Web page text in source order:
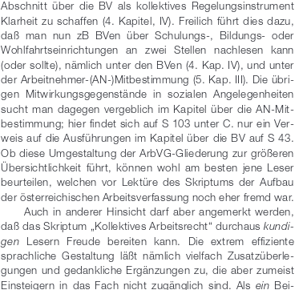
Abschnitt  über  die  BV  als  kollektives  Regelungsinstrument
Klarheit zu schaffen (4. Kapitel, IV). Freilich führt dies dazu,
daß  man  nun  zB  BVen  über  Schulungs-,  Bildungs-  oder
Wohlfahrtseinrichtungen  an  zwei  Stellen  nachlesen  kann
(oder sollte), nämlich unter den BVen (4. Kap. IV), und unter
der Arbeitnehmer-(AN-)Mitbestimmung (5. Kap. III). Die übri-
gen  Mitwirkungsgegenstände  in  sozialen  Angelegenheiten
sucht  man  dagegen  vergeblich  im  Kapitel über  die  AN-Mit-
bestimmung; hier findet sich auf S 103 unter C. nur ein Ver-
weis auf die Ausführungen im Kapitel über die BV auf S 43.
Ob diese Umgestaltung der ArbVG-Gliederung zur größeren
Übersichtlichkeit  führt,  können  wohl  am  besten  jene  Leser
beurteilen,  welchen  vor  Lektüre  des  Skriptums  der  Aufbau
der österreichischen Arbeitsverfassung noch eher fremd war.
Auch  in  anderer  Hinsicht  darf  aber  angemerkt  werden,
daß das Skriptum „Kollektives Arbeitsrecht“ durchaus kundi-
gen
Lesern  Freude  bereiten  kann.  Die  extrem  effiziente
sprachliche  Gestaltung  läßt  nämlich  vielfach  Zusatzüberle-
gungen und gedankliche Ergänzungen zu, die aber zumeist
Einsteigern  in  das  Fach  nicht  zugänglich  sind.  Als ein Bei-